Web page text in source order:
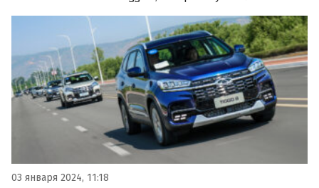
портал «Автоновости дня» со ссылкой на данные
собственного мониторинга прайс-листов…
03 января 2024, 11:18